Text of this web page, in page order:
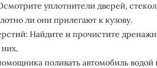
уплотнители дверей,
ли они прилегают к кузову.
Найдите и прочистите
поливать автомобиль